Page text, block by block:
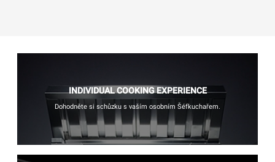
INDIVIDUAL COOKING EXPERIENCE
Dohodněte si schůzku s vaším osobním Šéfkuchařem.